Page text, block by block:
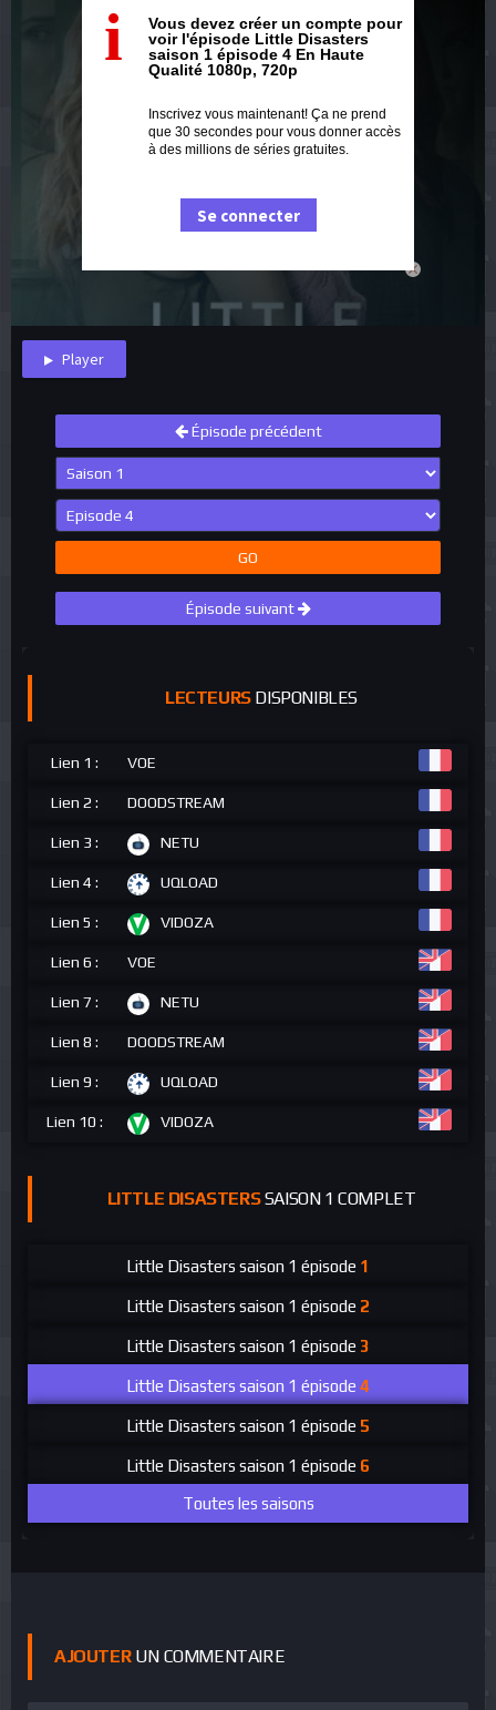
close
i
Vous devez créer un compte pour
voir l'épisode Little Disasters
saison 1 épisode 4 En Haute
Qualité 1080p, 720p
Inscrivez vous maintenant! Ça ne prend
que 30 secondes pour vous donner accès
à des millions de séries gratuites.
Se connecter
Player
Épisode précédent
GO
Épisode suivant
LECTEURSDISPONIBLES
Lien 1 : VOE
Lien 2 : DOODSTREAM
Lien 3 : NETU
Lien 4 : UQLOAD
Lien 5 : VIDOZA
Lien 6 : VOE
Lien 7 : NETU
Lien 8 : DOODSTREAM
Lien 9 : UQLOAD
Lien 10 : VIDOZA
LITTLE DISASTERSSAISON 1 COMPLET
Little Disasters saison 1 épisode 1
Little Disasters saison 1 épisode 2
Little Disasters saison 1 épisode 3
Little Disasters saison 1 épisode 4
Little Disasters saison 1 épisode 5
Little Disasters saison 1 épisode 6
Toutes les saisons
AJOUTERUN COMMENTAIRE